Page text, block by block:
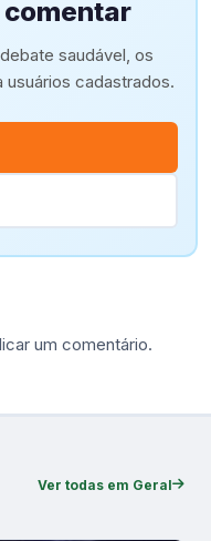
comentar
saudável, os
cadastrados.
um comentário.
Ver todas em Geral